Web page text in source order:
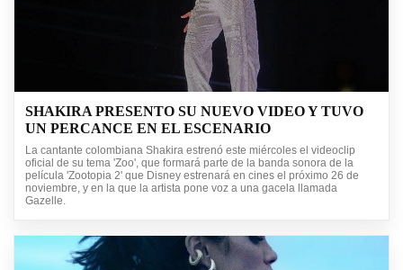
SHAKIRA PRESENTO SU NUEVO VIDEO Y TUVO
UN PERCANCE EN EL ESCENARIO
La cantante colombiana Shakira estrenó este miércoles el videoclip
oficial de su tema 'Zoo', que formará parte de la banda sonora de la
película 'Zootopia 2' que Disney estrenará en cines el próximo 26 de
noviembre, y en la que la artista pone voz a una gacela llamada
Gazelle.